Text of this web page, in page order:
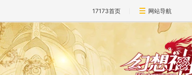
17173首页 网站导航